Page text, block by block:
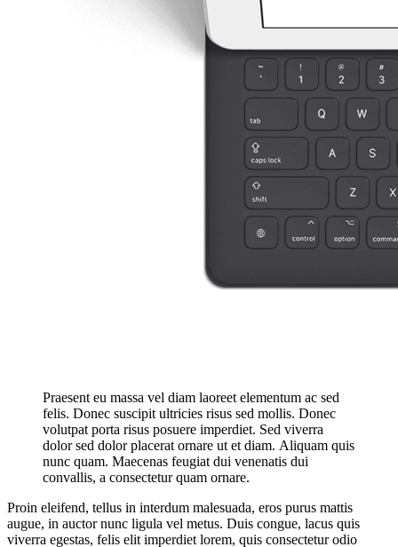
Praesent eu massa vel diam laoreet elementum ac sed
felis. Donec suscipit ultricies risus sed mollis. Donec
volutpat porta risus posuere imperdiet. Sed viverra
dolor sed dolor placerat ornare ut et diam. Aliquam quis
nunc quam. Maecenas feugiat dui venenatis dui
convallis, a consectetur quam ornare.
Proin eleifend, tellus in interdum malesuada, eros purus mattis
augue, in auctor nunc ligula vel metus. Duis congue, lacus quis
viverra egestas, felis elit imperdiet lorem, quis consectetur odio